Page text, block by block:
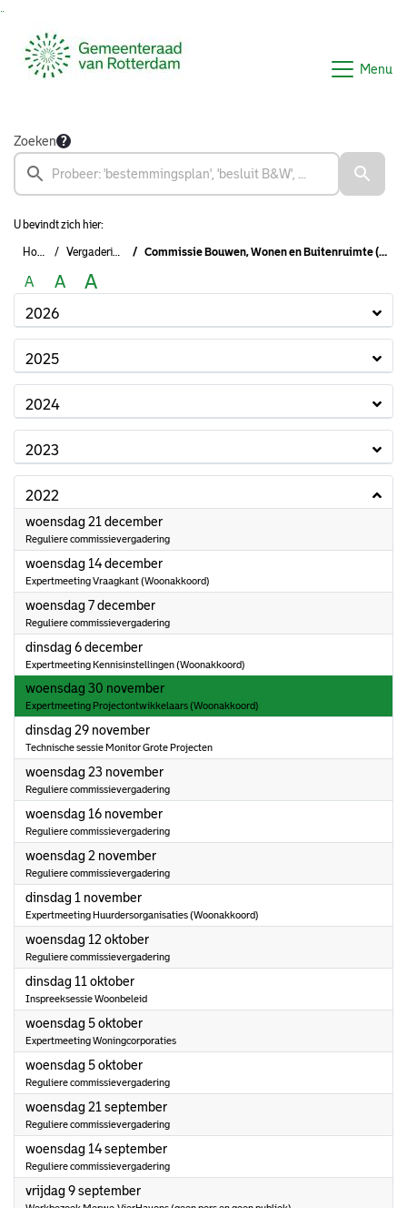
Menu
Zoeken
U bevindt zich hier:
Home Vergaderingen Commissie Bouwen, Wonen en Buitenruimte (2022-2026)
A A A
2026
2025
2024
2023
2022
woensdag 21 december2022
Reguliere commissievergadering
woensdag 14 december2022
Expertmeeting Vraagkant (Woonakkoord)
woensdag 7 december2022
Reguliere commissievergadering
dinsdag 6 december2022
Expertmeeting Kennisinstellingen (Woonakkoord)
woensdag 30 november2022
Expertmeeting Projectontwikkelaars (Woonakkoord)
dinsdag 29 november2022
Technische sessie Monitor Grote Projecten
woensdag 23 november2022
Reguliere commissievergadering
woensdag 16 november2022
Reguliere commissievergadering
woensdag 2 november2022
Reguliere commissievergadering
dinsdag 1 november2022
Expertmeeting Huurdersorganisaties (Woonakkoord)
woensdag 12 oktober2022
Reguliere commissievergadering
dinsdag 11 oktober2022
Inspreeksessie Woonbeleid
woensdag 5 oktober2022
Expertmeeting Woningcorporaties
woensdag 5 oktober2022
Reguliere commissievergadering
woensdag 21 september2022
Reguliere commissievergadering
woensdag 14 september2022
Reguliere commissievergadering
vrijdag 9 september2022